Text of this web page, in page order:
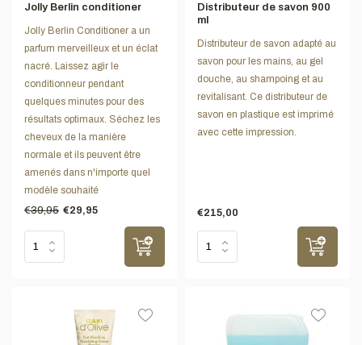
Jolly Berlin conditioner
Jolly Berlin Conditioner a un
parfum merveilleux et un éclat
nacré. Laissez agir le
conditionneur pendant
quelques minutes pour des
résultats optimaux. Séchez les
cheveux de la manière
normale et ils peuvent être
amenés dans n'importe quel
modèle souhaité
€39,95 €29,95
Distributeur de savon 900
ml
Distributeur de savon adapté au
savon pour les mains, au gel
douche, au shampoing et au
revitalisant. Ce distributeur de
savon en plastique est imprimé
avec cette impression.
€215,00